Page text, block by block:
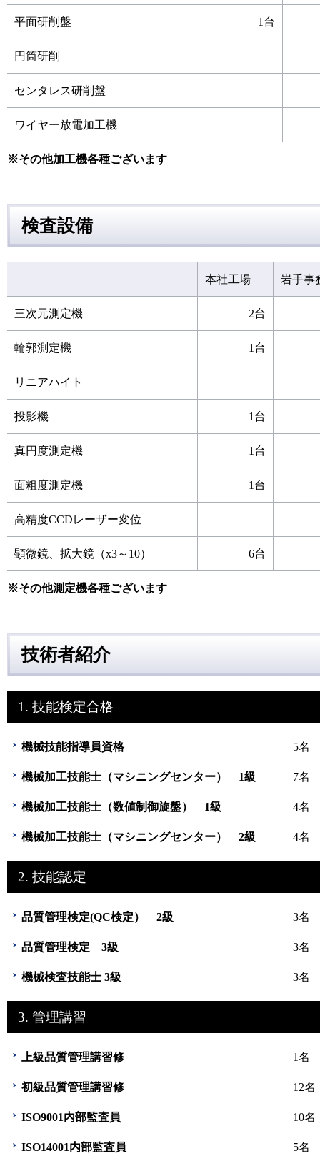
平面研削盤 1台
円筒研削
センタレス研削盤
ワイヤー放電加工機
※その他加工機各種ございます
検査設備
本社工場 岩手事
三次元測定機 2台
輪郭測定機 1台
リニアハイト
投影機 1台
真円度測定機 1台
面粗度測定機 1台
高精度CCDレーザー変位
顕微鏡、拡大鏡（x3～10） 6台
※その他測定機各種ございます
技術者紹介
1. 技能検定合格
機械技能指導員資格 5名
機械加工技能士（マシニングセンター） 1級 7名
機械加工技能士（数値制御旋盤） 1級 4名
機械加工技能士（マシニングセンター） 2級 4名
2. 技能認定
品質管理検定(QC検定） 2級 3名
品質管理検定 3級 3名
機械検査技能士 3級 3名
3. 管理講習
上級品質管理講習修 1名
初級品質管理講習修 12名
ISO9001内部監査員 10名
ISO14001内部監査員 5名